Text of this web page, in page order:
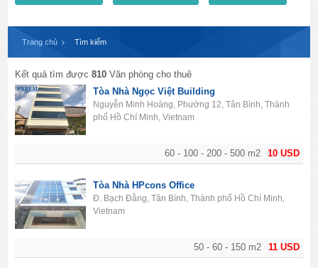
Trang chủ Tìm kiếm
Kết quả tìm được810 Văn phòng cho thuê
10 USD
60 - 100 - 200 - 500 m2
Tòa Nhà Ngọc Việt Building
Nguyễn Minh Hoàng, Phường 12, Tân Bình, Thành
phố Hồ Chí Minh, Vietnam
11 USD
50 - 60 - 150 m2
Tòa Nhà HPcons Office
Đ. Bạch Đằng, Tân Bình, Thành phố Hồ Chí Minh,
Vietnam